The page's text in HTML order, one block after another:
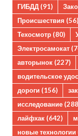
ГИБДД (91)
Происшествия (56)
Техосмотр (80)
Электросамокат
авторынок (227)
водительское
дороги (156)
исследование
лайфхак (642)
новые технологии